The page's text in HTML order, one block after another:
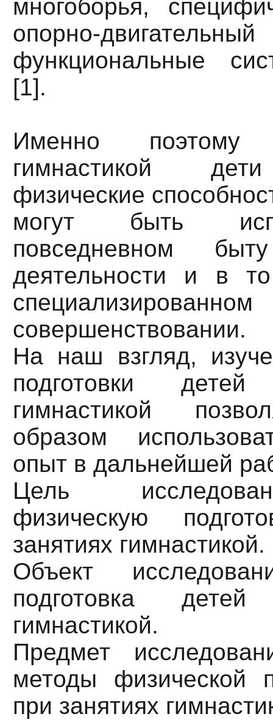
многоборья,
опорно-
функциональные
[1].
Именно
гимнастикой
физические
могут быть
повседневном
деятельности и в
специализированном
совершенствовании.
На наш взгляд,
подготовки
гимнастикой
образом
опыт в дальнейшей
Цель
физическую
занятиях гимнастикой.
Объект
подготовка
гимнастикой.
Предмет
методы физической
при занятиях